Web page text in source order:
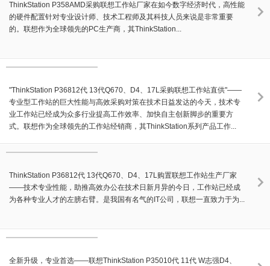
ThinkStation P358AMD采购联想工作站厂家在如今数字经济时代，高性能
的硬件配置针对专业设计师、技术工程师及其科技人员来说是非常重要
的。联想作为全球领先的PC生产商，其ThinkStation...
"ThinkStation P36812代 13代Q670、D4、17L采购联想工作站直供"——
专业型工作站的巨大性能与高效采购对策在技术日益发达的今天，技术专
业工作站已经成为众多行业提高工作效率、加快自主创新脚步的重要方
式。联想作为全球领先的工作站经销商，其ThinkStation系列产品工作...
ThinkStation P36812代 13代Q670、D4、17L购置联想工作站生产厂家
——技术专业性能，助推高效办公在技术日新月异的今日，工作站已经成
为各种专业人才的左膀右臂。是我国有名气的IT公司，联想一直致力于为...
全新升级，专业首选——联想ThinkStation P35010代 11代 W志强D4、